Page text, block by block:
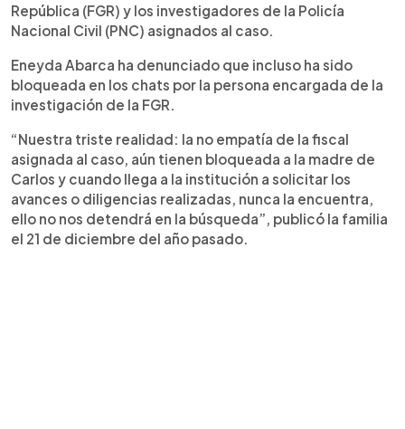
República (FGR) y los investigadores de la Policía
Nacional Civil (PNC) asignados al caso.
Eneyda Abarca ha denunciado que incluso ha sido
bloqueada en los chats por la persona encargada de la
investigación de la FGR.
“Nuestra triste realidad: la no empatía de la fiscal
asignada al caso, aún tienen bloqueada a la madre de
Carlos y cuando llega a la institución a solicitar los
avances o diligencias realizadas, nunca la encuentra,
ello no nos detendrá en la búsqueda”, publicó la familia
el 21 de diciembre del año pasado.